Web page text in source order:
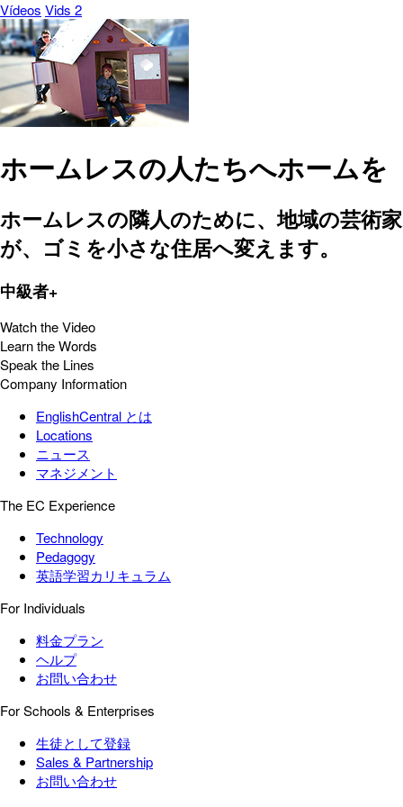
Vídeos Vids 2
ホームレスの人たちへホームを
ホームレスの隣人のために、地域の芸術家
が、ゴミを小さな住居へ変えます。
中級者+
Watch the Video
Learn the Words
Speak the Lines
Company Information
EnglishCentral とは
Locations
ニュース
マネジメント
The EC Experience
Technology
Pedagogy
英語学習カリキュラム
For Individuals
料金プラン
ヘルプ
お問い合わせ
For Schools & Enterprises
生徒として登録
Sales & Partnership
お問い合わせ